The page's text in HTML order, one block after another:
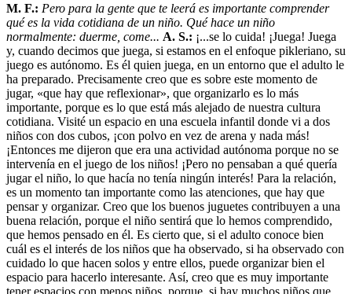
M. F.: Pero para la gente que te leerá es importante comprender
qué es la vida cotidiana de un niño. Qué hace un niño
normalmente: duerme, come... A. S.: ¡...se lo cuida! ¡Juega! Juega
y, cuando decimos que juega, si estamos en el enfoque pikleriano, su
juego es autónomo. Es él quien juega, en un entorno que el adulto le
ha preparado. Precisamente creo que es sobre este momento de
jugar, «que hay que reflexionar», que organizarlo es lo más
importante, porque es lo que está más alejado de nuestra cultura
cotidiana. Visité un espacio en una escuela infantil donde vi a dos
niños con dos cubos, ¡con polvo en vez de arena y nada más!
¡Entonces me dijeron que era una actividad autónoma porque no se
intervenía en el juego de los niños! ¡Pero no pensaban a qué quería
jugar el niño, lo que hacía no tenía ningún interés! Para la relación,
es un momento tan importante como las atenciones, que hay que
pensar y organizar. Creo que los buenos juguetes contribuyen a una
buena relación, porque el niño sentirá que lo hemos comprendido,
que hemos pensado en él. Es cierto que, si el adulto conoce bien
cuál es el interés de los niños que ha observado, si ha observado con
cuidado lo que hacen solos y entre ellos, puede organizar bien el
espacio para hacerlo interesante. Así, creo que es muy importante
tener espacios con menos niños, porque, si hay muchos niños que